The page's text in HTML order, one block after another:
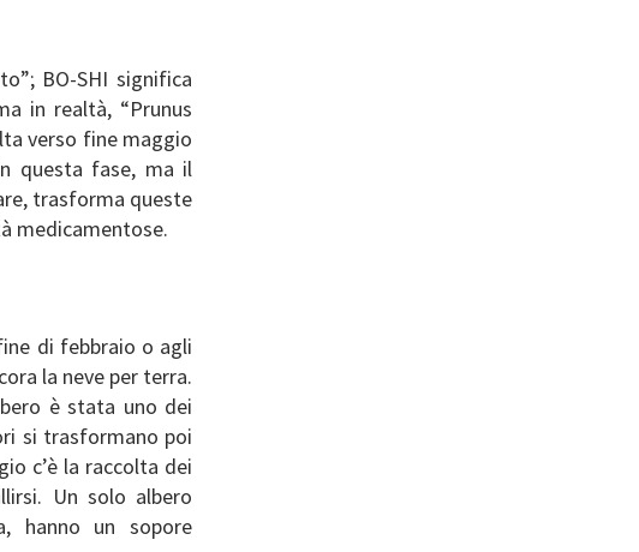
BO-SHI significa
in realtà, “Prunus
verso fine maggio
questa fase, ma il
trasforma queste
medicamentose.
di febbraio o agli
la neve per terra.
è stata uno dei
si trasformano poi
c’è la raccolta dei
Un solo albero
hanno un sopore